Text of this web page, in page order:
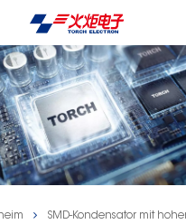
heim SMD-Kondensator mit